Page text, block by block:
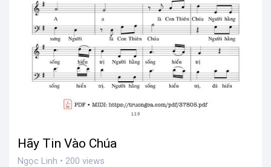
Hãy Tin Vào Chúa
Ngọc Linh • 200 views